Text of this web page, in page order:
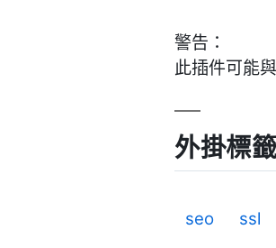
警告：
此插件可能
外掛標
seo ssl